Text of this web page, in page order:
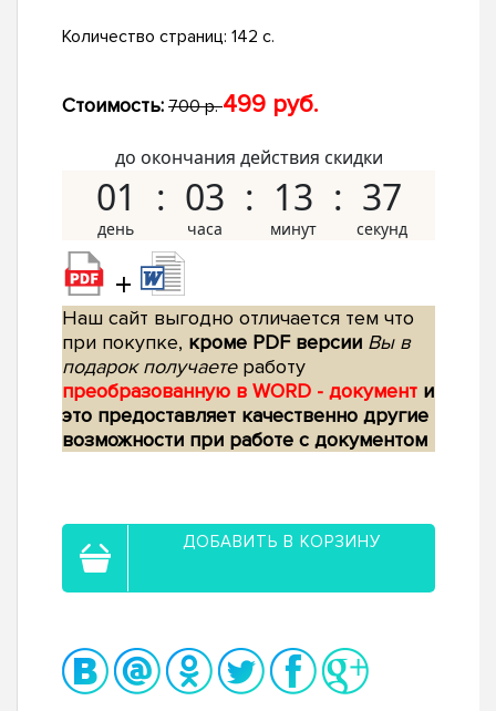
Количество страниц: 142 с.
Стоимость: 700 р.499 руб.
до окончания действия скидки
01 03 13 36
+
Наш сайт выгодно отличается тем что
при покупке, кроме PDF версии Вы в
подарок получаетеработу
преобразованную в WORD - документ и
это предоставляет качественно другие
возможности при работе с документом
ДОБАВИТЬ В КОРЗИНУ